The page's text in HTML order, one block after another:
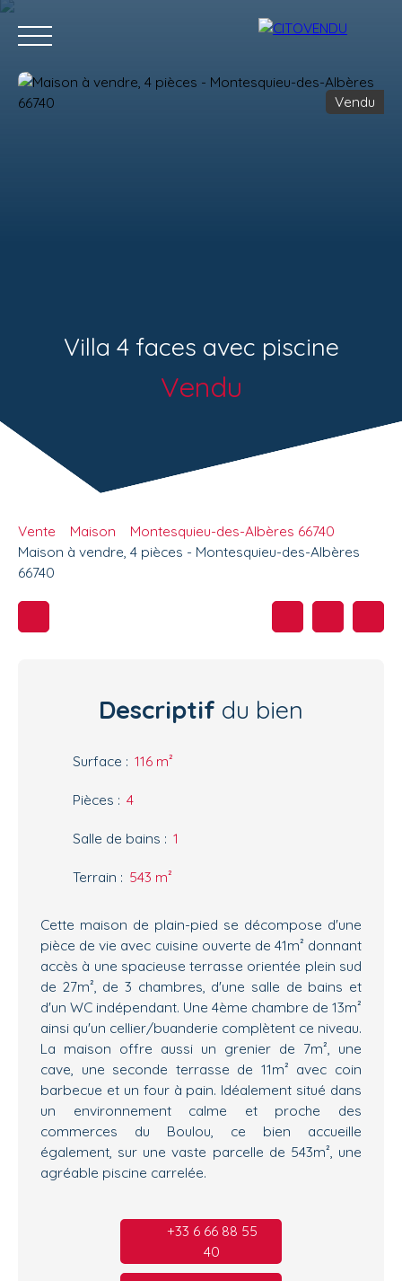
Vendu
Villa 4 faces avec piscine
Vendu
Vente Maison
Montesquieu-des-Albères 66740
Maison à vendre, 4 pièces - Montesquieu-des-Albères
66740
Descriptif du bien
Surface : 116 m²
Pièces : 4
Salle de bains : 1
Terrain : 543 m²
Cette maison de plain-pied se décompose d'une
pièce de vie avec cuisine ouverte de 41m² donnant
accès à une spacieuse terrasse orientée plein sud
de 27m², de 3 chambres, d'une salle de bains et
d'un WC indépendant. Une 4ème chambre de 13m²
ainsi qu'un cellier/buanderie complètent ce niveau.
La maison offre aussi un grenier de 7m², une
cave, une seconde terrasse de 11m² avec coin
barbecue et un four à pain. Idéalement situé dans
un environnement calme et proche des
commerces du Boulou, ce bien accueille
également, sur une vaste parcelle de 543m², une
agréable piscine carrelée.
+33 6 66 88 55
40